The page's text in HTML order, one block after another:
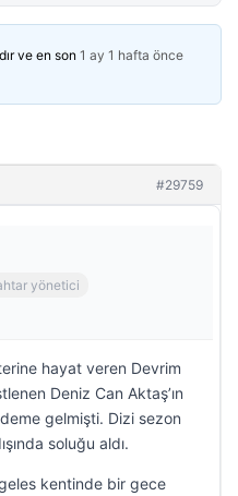
ve en son 1 ay 1 hafta önce
#29759
yönetici
hayat veren Devrim
Deniz Can Aktaş’ın
gelmişti. Dizi sezon
soluğu aldı.
kentinde bir gece